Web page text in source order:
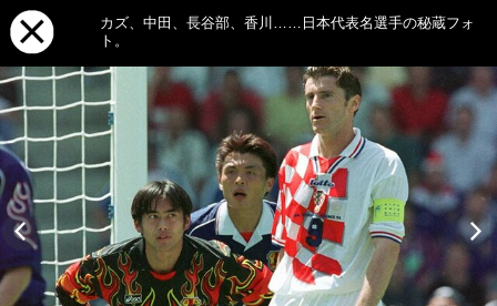
カズ、中田、長谷部、香川……日本代表名選手の秘蔵フォ
ト。